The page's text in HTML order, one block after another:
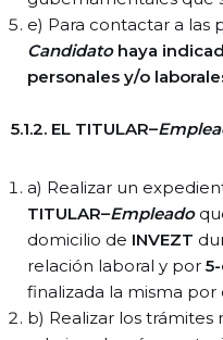
e) Para contactar a las
Candidatohaya
personales y/o
5.1.2. EL TITULAR–
a) Realizar un
TITULAR–Empleado
domicilio de INVEZT
relación laboral y por
finalizada la misma por
b) Realizar los trámites